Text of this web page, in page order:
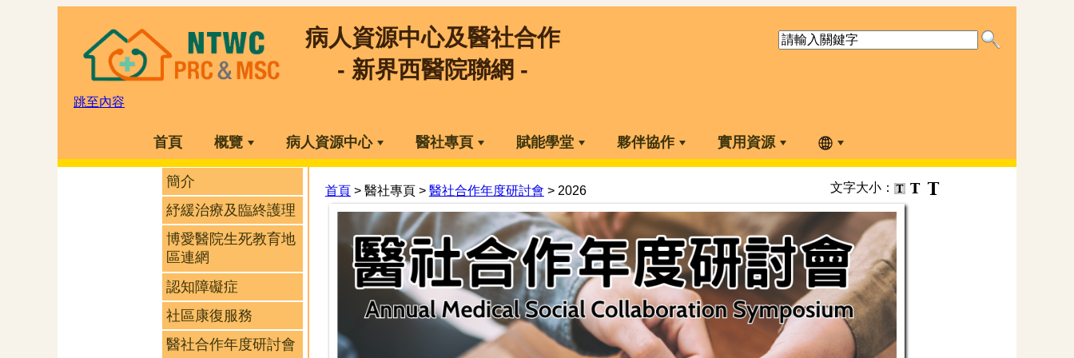
病人資源中心及醫社合作
- 新界西醫院聯網 -
跳至內容
首頁 概覽 病人資源中心 醫社專頁 賦能學堂 夥伴協作 實用資源
簡介
紓緩治療及臨終護理
博愛醫院生死教育地
區連網
認知障礙症
社區康復服務
醫社合作年度研討會
首頁> 醫社專頁 > 醫社合作年度研討會 > 2026 文字大小：